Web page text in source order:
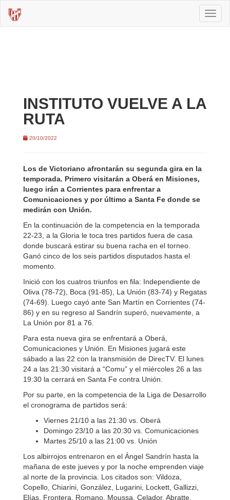
INSTITUTO VUELVE A LA
RUTA
20/10/2022
Los de Victoriano afrontarán su segunda gira en la
temporada. Primero visitarán a Oberá en Misiones,
luego irán a Corrientes para enfrentar a
Comunicaciones y por último a Santa Fe donde se
medirán con Unión.
En la continuación de la competencia en la temporada
22-23, a la Gloria le toca tres partidos fuera de casa
donde buscará estirar su buena racha en el torneo.
Ganó cinco de los seis partidos disputados hasta el
momento.
Inició con los cuatros triunfos en fila: Independiente de
Oliva (78-72), Boca (91-85), La Unión (83-74) y Regatas
(74-69). Luego cayó ante San Martín en Corrientes (74-
86) y en su regreso al Sandrín superó, nuevamente, a
La Unión por 81 a 76.
Para esta nueva gira se enfrentará a Oberá,
Comunicaciones y Unión. En Misiones jugará este
sábado a las 22 con la transmisión de DirecTV. El lunes
24 a las 21:30 visitará a “Comu” y el miércoles 26 a las
19:30 la cerrará en Santa Fe contra Unión.
Por su parte, en la competencia de la Liga de Desarrollo
el cronograma de partidos será:
Viernes 21/10 a las 21:30 vs. Oberá
Domingo 23/10 a las 20:30 vs. Comunicaciones
Martes 25/10 a las 21:00 vs. Unión
Los albirrojos entrenaron en el Ángel Sandrín hasta la
mañana de este jueves y por la noche emprenden viaje
al norte de la provincia. Los citados son: Vildoza,
Copello, Chiarini, González, Lugarini, Lockett, Gallizzi,
Elías, Frontera, Romano, Moussa, Celador, Abratte,